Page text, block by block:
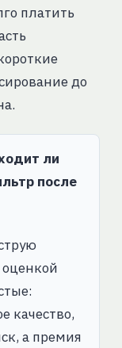
платить
до
ли
после
качество,
а премия